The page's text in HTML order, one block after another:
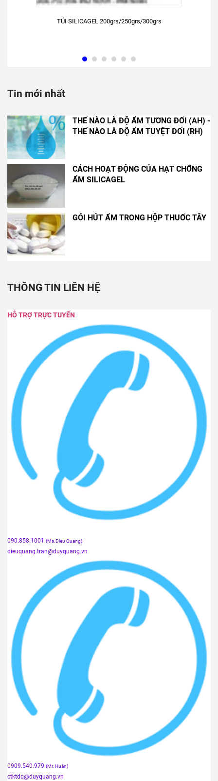
TÚI SILICAGEL 200grs/250grs/300grs
Tin mới nhất
THẾ NÀO LÀ ĐỘ ẨM TƯƠNG ĐỐI (AH) -
THẾ NÀO LÀ ĐỘ ẨM TUYỆT ĐỐI (RH)
CÁCH HOẠT ĐỘNG CỦA HẠT CHỐNG
ẨM SILICAGEL
GÓI HÚT ẨM TRONG HỘP THUỐC TÂY
THÔNG TIN LIÊN HỆ
HỖ TRỢ TRỰC TUYẾN
090.858.1001 (Ms.Dieu Quang)
dieuquang.tran@duyquang.vn
0909.540.979 (Mr. Huân)
ctktdq@duyquang.vn